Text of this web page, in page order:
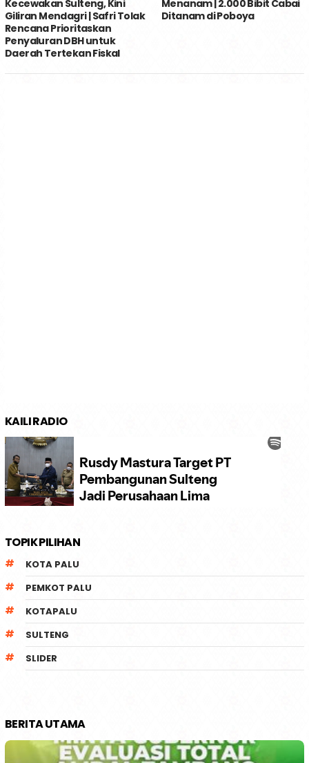
Kecewakan Sulteng, Kini
Giliran Mendagri | Safri Tolak
Rencana Prioritaskan
Penyaluran DBH untuk
Daerah Tertekan Fiskal
Menanam | 2.000 Bibit Cabai
Ditanam di Poboya
KAILI RADIO
TOPIK PILIHAN
KOTA PALU
PEMKOT PALU
KOTAPALU
SULTENG
SLIDER
BERITA UTAMA